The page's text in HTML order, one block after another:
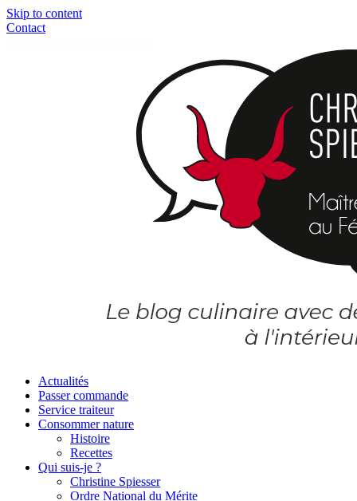
Skip to content
Contact
Actualités
Passer commande
Service traiteur
Consommer nature
Histoire
Recettes
Qui suis-je ?
Christine Spiesser
Ordre National du Mérite